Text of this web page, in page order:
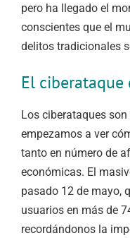
pero ha llegado el
conscientes que el
delitos tradicionales
El
Los ciberataques
empezamos a ver
tanto en número de
económicas. El
pasado 12 de mayo,
usuarios en más de
recordándonos la